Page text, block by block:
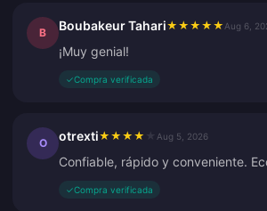
B Boubakeur Tahari★ ★ ★ ★ ★ Aug 6,
¡Muy genial!
✓Compra verificada
O otrexti★ ★ ★ ★ Aug 5, 2026
Confiable, rápido y conveniente.
✓Compra verificada